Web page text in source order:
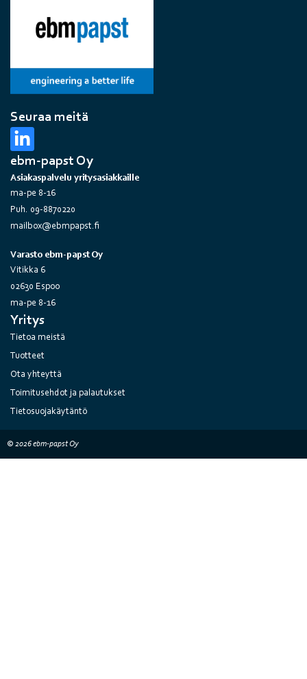
Seuraa meitä
ebm-papst Oy
Asiakaspalvelu yritysasiakkaille
ma-pe 8-16
Puh. 09-8870220
mailbox@ebmpapst.fi
Varasto ebm-papst Oy
Vitikka 6
02630 Espoo
ma-pe 8-16
Yritys
Tietoa meistä
Tuotteet
Ota yhteyttä
Toimitusehdot ja palautukset
Tietosuojakäytäntö
© 2026 ebm-papst Oy